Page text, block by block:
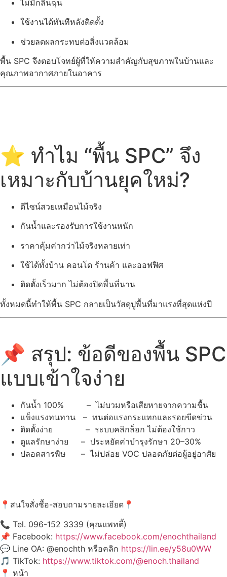
ไม่มีกลิ่นฉุน
ใช้งานได้ทันทีหลังติดตั้ง
ช่วยลดผลกระทบต่อสิ่งแวดล้อม
พื้น SPC จึงตอบโจทย์ผู้ที่ให้ความสำคัญกับสุขภาพในบ้านและ
คุณภาพอากาศภายในอาคาร
⭐ ทำไม “พื้น SPC” จึง
เหมาะกับบ้านยุคใหม่?
ดีไซน์สวยเหมือนไม้จริง
กันน้ำและรองรับการใช้งานหนัก
ราคาคุ้มค่ากว่าไม้จริงหลายเท่า
ใช้ได้ทั้งบ้าน คอนโด ร้านค้า และออฟฟิศ
ติดตั้งเร็วมาก ไม่ต้องปิดพื้นที่นาน
ทั้งหมดนี้ทำให้พื้น SPC กลายเป็นวัสดุปูพื้นที่มาแรงที่สุดแห่งปี
📌 สรุป: ข้อดีของพื้น SPC
แบบเข้าใจง่าย
กันน้ำ 100% – ไม่บวมหรือเสียหายจากความชื้น
แข็งแรงทนทาน – ทนต่อแรงกระแทกและรอยขีดข่วน
ติดตั้งง่าย – ระบบคลิกล็อก ไม่ต้องใช้กาว
ดูแลรักษาง่าย – ประหยัดค่าบำรุงรักษา 20–30%
ปลอดสารพิษ – ไม่ปล่อย VOC ปลอดภัยต่อผู้อยู่อาศัย
📍สนใจสั่งซื้อ-สอบถามรายละเอียด📍
📞 Tel. 096-152 3339 (คุณแพทตี้)
📌 Facebook: https://www.facebook.com/enochthailand
💬 Line OA: @enochth หรือคลิก https://lin.ee/y58u0WW
🎵 TikTok: https://www.tiktok.com/@enoch.thailand
📍 หน้า